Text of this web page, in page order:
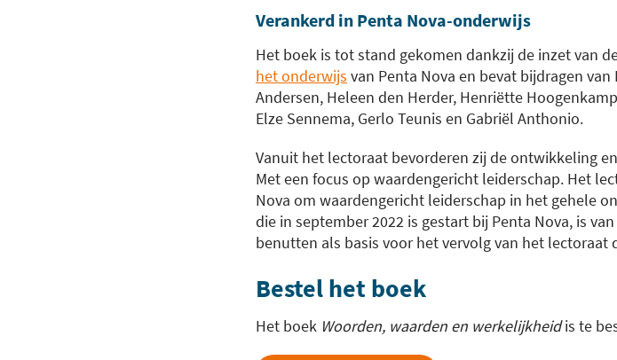
Verankerd in Penta Nova-onderwijs
Het boek is tot stand gekomen dankzij de inzet van
het onderwijs van Penta Nova en bevat bijdragen
Andersen, Heleen den Herder, Henriëtte
Elze Sennema, Gerlo Teunis en Gabriël Anthonio.
Vanuit het lectoraat bevorderen zij de ontwikkeling
Met een focus op waardengericht leiderschap. Het
Nova om waardengericht leiderschap in het gehele
die in september 2022 is gestart bij Penta Nova, is
benutten als basis voor het vervolg van het lectoraat
Bestel het boek
Het boek Woorden, waarden en werkelijkheidis te